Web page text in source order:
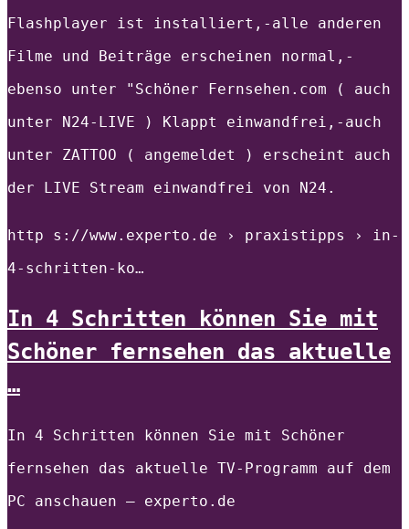
Flashplayer ist installiert,-alle anderen
Filme und Beiträge erscheinen normal,-
ebenso unter "Schöner Fernsehen.com ( auch
unter N24-LIVE ) Klappt einwandfrei,-auch
unter ZATTOO ( angemeldet ) erscheint auch
der LIVE Stream einwandfrei von N24.
http s://www.experto.de › praxistipps › in-
4-schritten-ko…
In 4 Schritten können Sie mit
Schöner fernsehen das aktuelle
…
In 4 Schritten können Sie mit Schöner
fernsehen das aktuelle TV-Programm auf dem
PC anschauen – experto.de